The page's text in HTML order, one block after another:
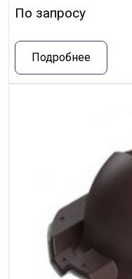
По запросу
Подробнее